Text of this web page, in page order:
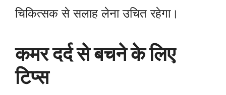
चिकित्सक से सलाह लेना उचित रहेगा।
कमर दर्द से बचने के लिए
टिप्स